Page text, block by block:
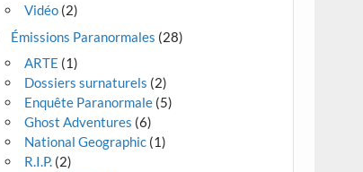
Vidéo (2)
Émissions Paranormales (28)
ARTE (1)
Dossiers surnaturels (2)
Enquête Paranormale (5)
Ghost Adventures (6)
National Geographic (1)
R.I.P. (2)